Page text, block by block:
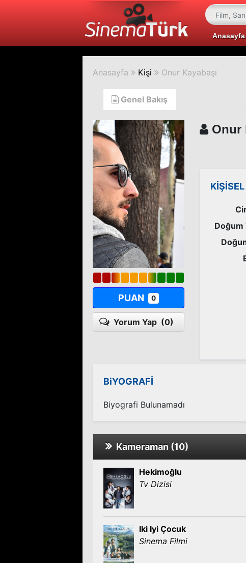
Anasayfa
Anasayfa Kişi Onur Kayabaşı
Genel Bakış
PUAN 0
Yorum Yap (0)
Onur
Doğum
BiYOGRAFİ
Biyografi Bulunamadı
Kameraman (10)
Hekimoğlu
Tv Dizisi
Iki Iyi Çocuk
Sinema Filmi